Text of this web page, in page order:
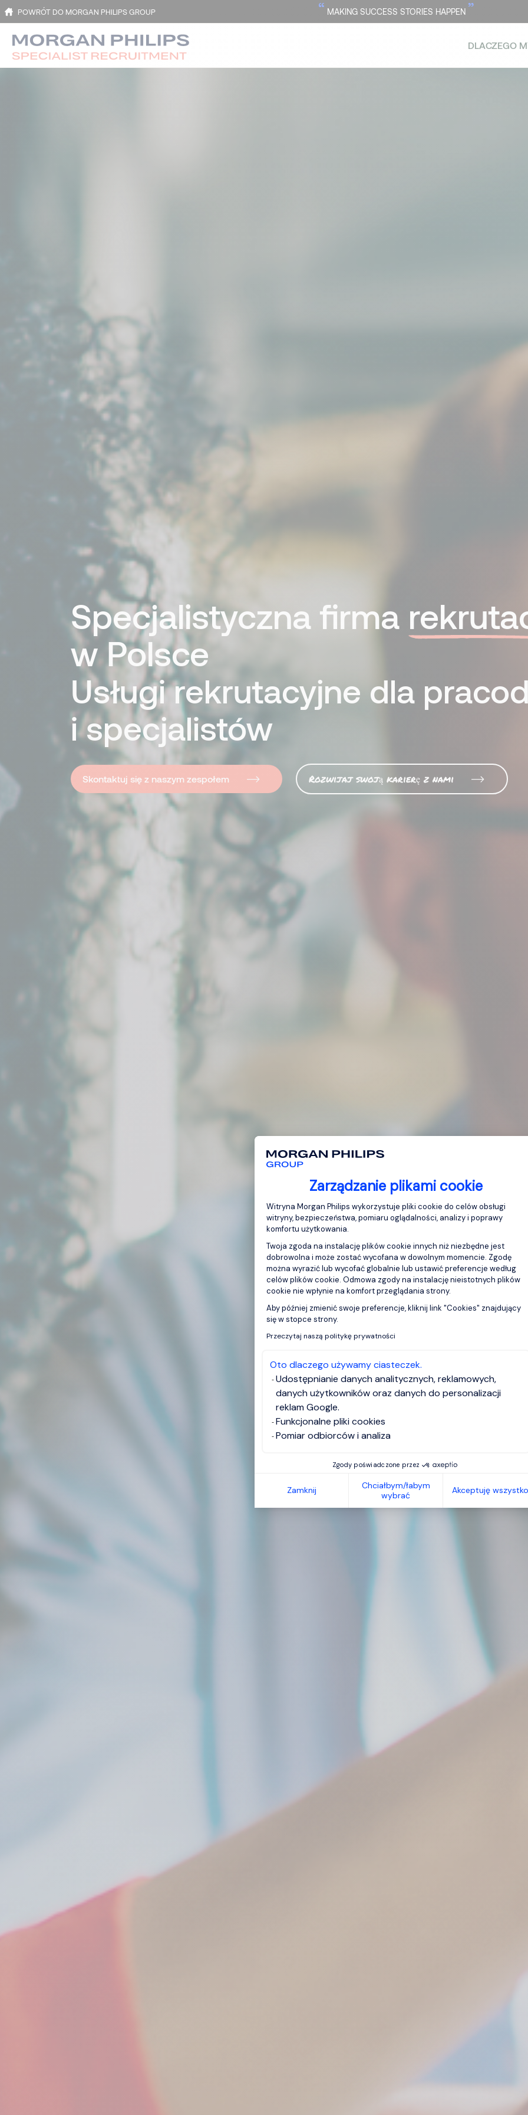
Zarządzanie plikami cookie
Platforma zarządzania zgodą:
Witryna Morgan Philips wykorzystuje pliki cookie do celów obsługi
witryny, bezpieczeństwa, pomiaru oglądalności, analizy i poprawy
komfortu użytkowania.
Twoja zgoda na instalację plików cookie innych niż niezbędne jest
dobrowolna i może zostać wycofana w dowolnym momencie. Zgodę
można wyrazić lub wycofać globalnie lub ustawić preferencje według
celów plików cookie. Odmowa zgody na instalację nieistotnych plików
cookie nie wpłynie na komfort przeglądania strony.
Aby później zmienić swoje preferencje, kliknij link "Cookies" znajdujący
się w stopce strony.
Przeczytaj naszą politykę prywatności
Oto dlaczego używamy ciasteczek.
Udostępnianie danych analitycznych, reklamowych,
danych użytkowników oraz danych do personalizacji
reklam Google.
Funkcjonalne pliki cookies
Pomiar odbiorców i analiza
Zgody poświadczone przez
Zamknij
Chciałbym/łabym
wybrać
Akceptuję
POWRÓT DO MORGAN PHILIPS GROUP “ MAKING SUCCESS STORIES HAPPEN ”
DLACZEGO
Specjalistyczna firma
w Polsce
Usługi rekrutacyjne dla
i specjalistów
Skontaktuj się z naszym zespołem Rozwijaj swoją karierę z nami